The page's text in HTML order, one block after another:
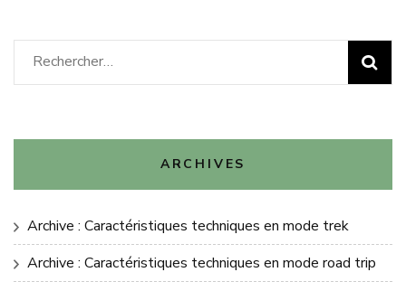
Rechercher :
ARCHIVES
Archive : Caractéristiques techniques en mode trek
Archive : Caractéristiques techniques en mode road trip